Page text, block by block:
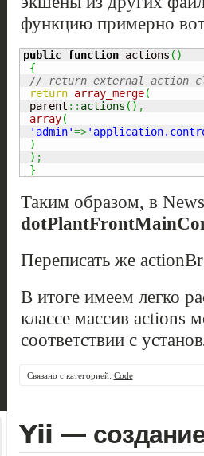
функцию примерно
public function actions ( )
{
// return external action
return array_merge(
parent :: actions ( ) ,
array(
'admin'=>
)
) ;
}
Таким образом, в
Переписать же
В итоге имеем легко
классе массив actions
соответствии с
Связано с категорией: Code
Yii —